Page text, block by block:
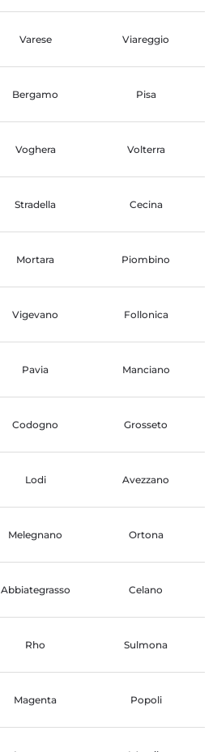
Varese Viareggio
Bergamo Pisa
Voghera Volterra
Stradella Cecina
Mortara Piombino
Vigevano Follonica
Pavia Manciano
Codogno Grosseto
Lodi Avezzano
Melegnano Ortona
Abbiategrasso Celano
Rho Sulmona
Magenta Popoli